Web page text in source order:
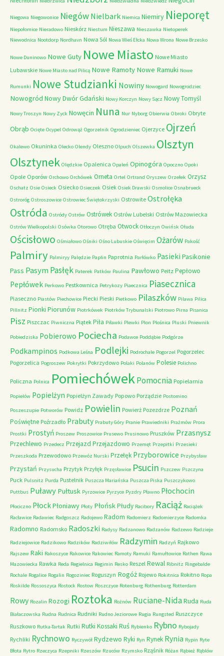
Niegowa Niegowonice Niegów Nielbark Niemica Niemiry Nieporęt
Niepołomice Nieradowo Nieskórz Niestum Nieszawa Nieszawka Nietoperek
Niewodnica Nootdorp Nordhavn Nowa Sól Nowa Wieś Ełcka Nowa Wrona Nowe Brzesko
Nowe Duninowo Nowe Guty Nowe Miasto Nowe Miasto
Lubawskie Nowe Miasto nad Pilicą Nowe Ramoty Nowe Ramuki Nowe
Rumunki Nowe Studzianki Nowiny Nowogard Nowogrodziec
Nowogród Nowy Dwór Gdański Nowy Korczyn Nowy Sącz Nowy Tomyśl
Nowy Troszyn Nowy Zyck Nowęcin Nuna Nur Nyborg Obierwia Obroki Obryte
Obrąb Ocięte Ocypel Odrowąż Ogorzelnik Ogrodzieniec Ojerzyce Ojrzeń
Okalewo Okuninka Olecko Olendy Oleszno Olpuch Olszewka Olsztyn
Olsztynek Olędzkie Opalenica Opaleń Opinogóra Opoczno Opoki
Opole Oporów Orchowo Orchówek Orneta Ortel Ortrand Oryszew Orzełek Orzysz
Oschatz Osie Osieck Osiecko Osieczek Osiek Osiek Drawski Osmolice Osnabrueck
Ostroróg Ostroszowice Ostrowiec Świętokrzyski Ostrowite Ostrołęka
Ostróda Ostródy Ostrów Ostrówek Ostrów Lubelski Ostrów Mazowiecka
Ostrów Wielkopolski Osówka Otorowo Otręba Otwock Otłoczyn Owińsk Ołuda
Ościsłowo Ośmiałowo Ośniki Ośno Lubuskie Oświęcim Ożarów Pakość
Palmiry Palmiryy Palędzie Paplin Paprotnia Parłówko Pasieki Pasikonie
Pass PasymPasłęk Paterek Patków Paulina Pawłowo Peitz Pepłowo
Pepłówek Perkowo Pestkownica Petrykozy Piaecznica Piasecznica
Piaseczno Piastów Piechowice Piecki Pieski Pietkowo Pilaszków Pilawa Pilica
Pillnitz Pionki Piorunów Piotrkówek Piotrków Trybunalski Piotrowo Pirna Pisanica
Pisz Piszczac Piwniczna Piątek Piła Piławki Plewki Plon Plośnica Pluski Pniewnik
Pobiedziska Pobierowo Pociecha Podawce Poddąbie Podgórze
Podkampinos Podkowa Leśna Podlejki Podrochale Pogorzel Pogorzelec
Pogorzelica Pogroszew Pokrytki Pokrzydowo Polaki Polanów Polesie Polichno
Policzna Polnica PomiechówekPomocnia Popielarnia
Popielów Popielżyn Popielżyn Zawady Popowo Porządzie Postomino
Poszeszupie Potworów Powidz Powielin Powierż Pozezdrze Poznań
Poświętne Poźrzadło Prabuty Prabuty Góry Pranie Prawiedniki Prażmów Prora
Prostki Prostyń Proszew Proszowice Prusewo Prusinowo Pruszków Przasnysz
Przechlewo Przedecz Przejazd Przejazdowo Przemęt Przepitki Przesieki
Przeszkoda Przewodowo Przewóz Nurski Przełęk Przyborowice Przybysław
Przystań Przysucha Przytyk Przyłęk Przęsławice Psucin Pszczew Pszczyna
Puck Pulsnitz Purda Pustelnik Puszcza Mariańska Puszcza Piska Puszczykowo
Puttbus Puławy Pułtusk Pyrzowice Pyrzyce Pyzdry Pławno Płochocin
Płociczno PłockPłoniawy Płoty PłońskPłudy Racibory Raciąż Raciążek
Racławice Radawiec Radgoszcz Radojewo Radom Radomierz Radomierzyce Radomka
Radomno Radomsko Radoszki Radysy Radzanowo Radzanów Radzewo Radzieje
Radziejowice Radzikowo Radzików Radziwiłów Radzymin Radzyń Rajkowo
Rajszew Raki Rakoszyce Rakowice Rakowiec Ramoty Ramuki Ramułtowice Rathen Rawa
Mazowiecka Rawka Reda Regielnica Regimin Resko Reszel Rewal Ribnitz Ringebalde
Rochale Rogalice Rogalin Rogoziniec Roguszyn Rogóż Rojewo Rokitnica Rokitno Ropa
Roskilde Rossoszyca Rostock Rostow Roszczyce Rotenburg Rothenburg Rotterdam
Rowy Rozalin Rozogi Roztoka Rożnów Ruciane-NidaRuda Ruda
Białaczowska Rudna Rudnica Rudniki Rudno Jeziorowe Rugia Rungsted Ruszczyce
Ruszkowo Rutka-Tartak Rutki Rutki Kossaki Ruś Rybienko Rybno Rybojady
Rychliki Rychnowo Ryczywół Rydzewo Ryki Ryn Rynek Rynia Rypin Ryte
Błota Rytro Rzeczyca Rzepniki Rzeszów Rzuców Rzymsko Rząśnik Różan Rąbież Rąblów